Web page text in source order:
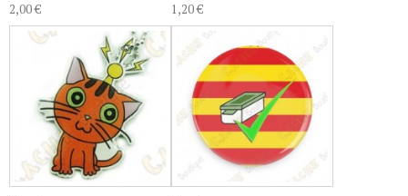
2,00 €
1,20 €